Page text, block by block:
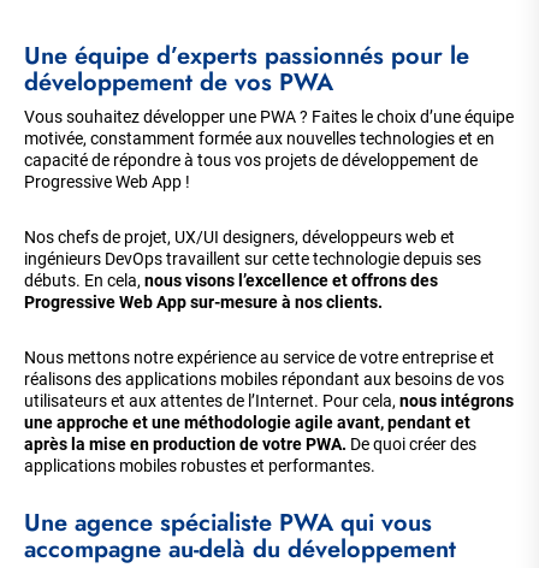
Une équipe d’experts passionnés pour le
développement de vos PWA
Vous souhaitez développer une PWA ? Faites le choix d’une équipe
motivée, constamment formée aux nouvelles technologies et en
capacité de répondre à tous vos projets de développement de
Progressive Web App !
Nos chefs de projet, UX/UI designers, développeurs web et
ingénieurs DevOps travaillent sur cette technologie depuis ses
débuts. En cela, nous visons l’excellence et offrons des
Progressive Web App sur-mesure à nos clients.
Nous mettons notre expérience au service de votre entreprise et
réalisons des applications mobiles répondant aux besoins de vos
utilisateurs et aux attentes de l’Internet. Pour cela, nous intégrons
une approche et une méthodologie agile avant, pendant et
après la mise en production de votre PWA. De quoi créer des
applications mobiles robustes et performantes.
Une agence spécialiste PWA qui vous
accompagne au-delà du développement